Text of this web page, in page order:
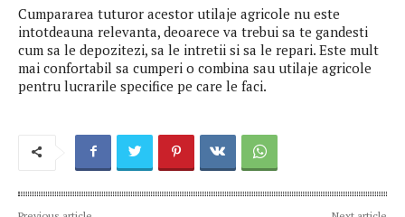
Cumpararea tuturor acestor utilaje agricole nu este
intotdeauna relevanta, deoarece va trebui sa te gandesti
cum sa le depozitezi, sa le intretii si sa le repari. Este mult
mai confortabil sa cumperi o combina sau utilaje agricole
pentru lucrarile specifice pe care le faci.